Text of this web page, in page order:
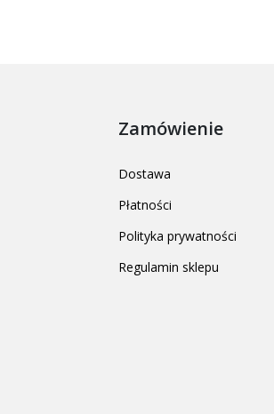
Zamówienie
Dostawa
Płatności
Polityka prywatności
Regulamin sklepu